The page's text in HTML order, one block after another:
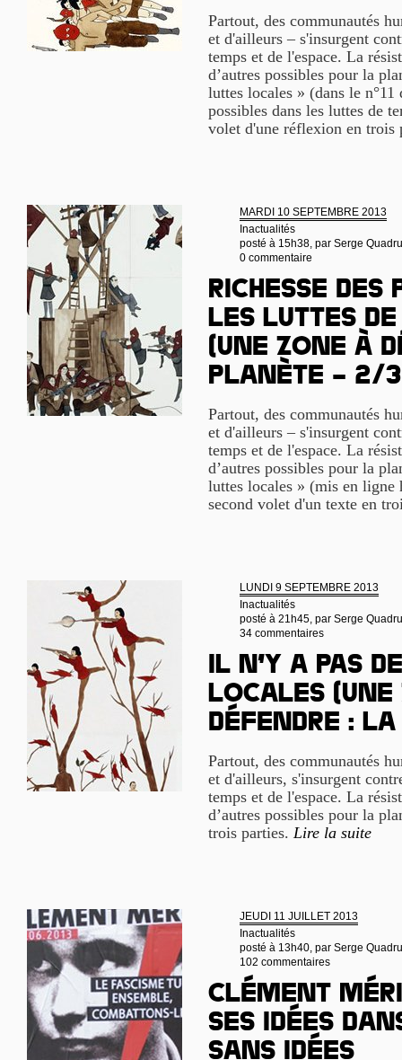
Partout, des communautés
et d'ailleurs – s'insurgent
temps et de l'espace. La
d’autres possibles pour la
luttes locales » (dans le n°11
possibles dans les luttes de
volet d'une réflexion en trois
MARDI 10 SEPTEMBRE 2013
Inactualités
posté à 15h38, par Serge
0 commentaire
Richesse
les luttes
(Une Zone à
Planète – 2/
Partout, des communautés
et d'ailleurs – s'insurgent
temps et de l'espace. La
d’autres possibles pour la
luttes locales » (mis en
second volet d'un texte en
LUNDI 9 SEPTEMBRE 2013
Inactualités
posté à 21h45, par Serge
34 commentaires
Il n’y a pas
locales (Une
Défendre :
Partout, des communautés
et d'ailleurs, s'insurgent
temps et de l'espace. La
d’autres possibles pour la
trois parties. Lire la suite
JEUDI 11 JUILLET 2013
Inactualités
posté à 13h40, par Serge
102 commentaires
Clément
ses idées
sans idées